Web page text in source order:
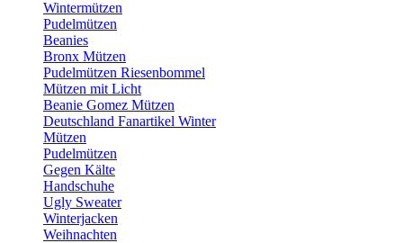
Wintermützen
Pudelmützen
Beanies
Bronx Mützen
Pudelmützen Riesenbommel
Mützen mit Licht
Beanie Gomez Mützen
Deutschland Fanartikel Winter
Mützen
Pudelmützen
Gegen Kälte
Handschuhe
Ugly Sweater
Winterjacken
Weihnachten